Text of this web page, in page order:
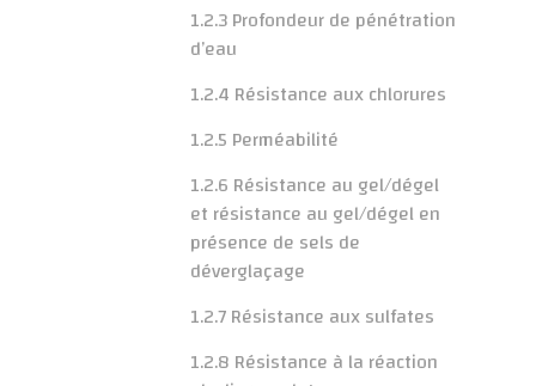
1.2.3 Profondeur de pénétration
d’eau
1.2.4 Résistance aux chlorures
1.2.5 Perméabilité
1.2.6 Résistance au gel/dégel
et résistance au gel/dégel en
présence de sels de
déverglaçage
1.2.7 Résistance aux sulfates
1.2.8 Résistance à la réaction